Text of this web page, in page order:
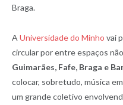
Braga.
A Universidade do Minho vai
circular por entre espaços
Guimarães, Fafe, Braga e
colocar, sobretudo, música
um grande coletivo